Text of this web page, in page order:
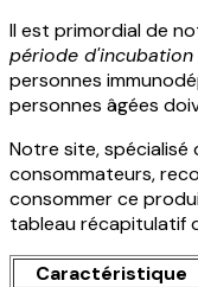
Il est primordial de
période
personnes
personnes âgées
Notre site,
consommateurs,
consommer ce
tableau récapitulatif
Caractéristique